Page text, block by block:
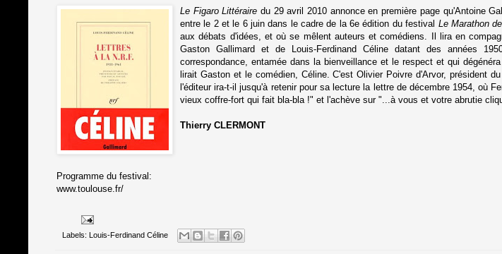
Le Figaro Littéraire du 29 avril 2010 annonce en première page qu'Antoine
entre le 2 et le 6 juin dans le cadre de la 6e édition du festival Le Marathon
aux débats d'idées, et où se mêlent auteurs et comédiens. Il lira en
Gaston Gallimard et de Louis-Ferdinand Céline datant des années
correspondance , entamée dans la bienveillance et le respect et qui
lirait Gaston et le comédien, Céline. C'est Olivier Poivre d'Arvor, président
l'éditeur ira-t-il jusqu'à retenir pour sa lecture la lettre de décembre 1954, où
vieux coffre-fort qui fait bla-bla !" et l'achève sur "...à vous et votre abrutie
Thierry CLERMONT
Programme du festival:
www.toulouse.fr/
Labels: Louis-Ferdinand Céline